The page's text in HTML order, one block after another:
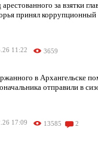
за взятки
принял коррупционный
11:22 3659
в Архангельске
отправили в
17:09 13585 2